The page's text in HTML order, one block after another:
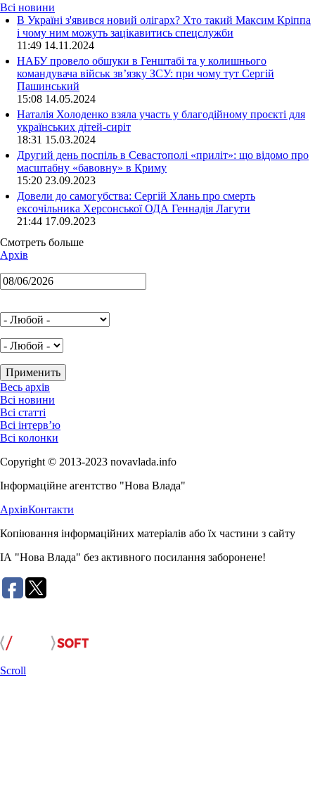
Всі новини
В Україні з'явився новий олігарх? Хто такий Максим Кріппа
і чому ним можуть зацікавитись спецслужби
11:49 14.11.2024
НАБУ провело обшуки в Генштабі та у колишнього
командувача військ зв’язку ЗСУ: при чому тут Сергій
Пашинський
15:08 14.05.2024
Наталія Холоденко взяла участь у благодійному проєкті для
українських дітей-сиріт
18:31 15.03.2024
Другий день поспіль в Севастополі «приліт»: що відомо про
масштабну «бавовну» в Криму
15:20 23.09.2023
Довели до самогубства: Сергій Хлань про смерть
ексочільника Херсонської ОДА Геннадія Лагути
21:44 17.09.2023
Смотреть больше
Архів
Весь архів
Всі новини
Всі статті
Всі інтерв’ю
Всі колонки
Copyright © 2013-2023 novavlada.info
Інформаційне агентство "Нова Влада"
АрхівКонтакти
Копіювання інформаційних матеріалів або їх частини з сайту
ІА "Нова Влада" без активного посилання заборонене!
Scroll